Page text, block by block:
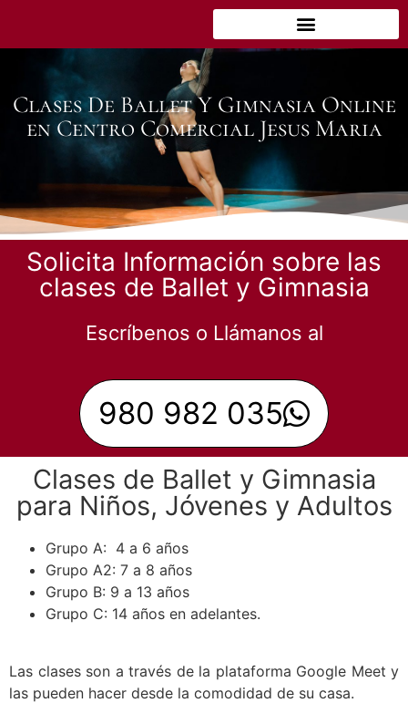
Clases De Ballet Y Gimnasia Online
en Centro Comercial Jesus Maria
Solicita Información sobre las
clases de Ballet y Gimnasia
Escríbenos o Llámanos al
980 982 035
Clases de Ballet y Gimnasia
para Niños, Jóvenes y Adultos
Grupo A: 4 a 6 años
Grupo A2: 7 a 8 años
Grupo B: 9 a 13 años
Grupo C: 14 años en adelantes.
Las clases son a través de la plataforma Google Meet y
las pueden hacer desde la comodidad de su casa.